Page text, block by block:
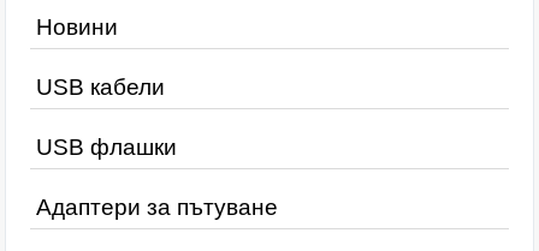
Новини
USB кабели
USB флашки
Адаптери за пътуване